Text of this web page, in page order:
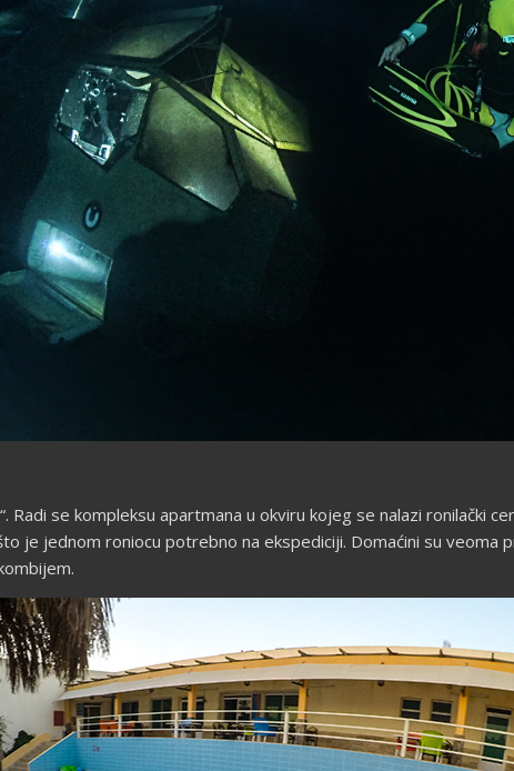
Radi se kompleksu apartmana u okviru kojeg se nalazi ronilački
je jednom roniocu potrebno na ekspediciji. Domaćini su veoma